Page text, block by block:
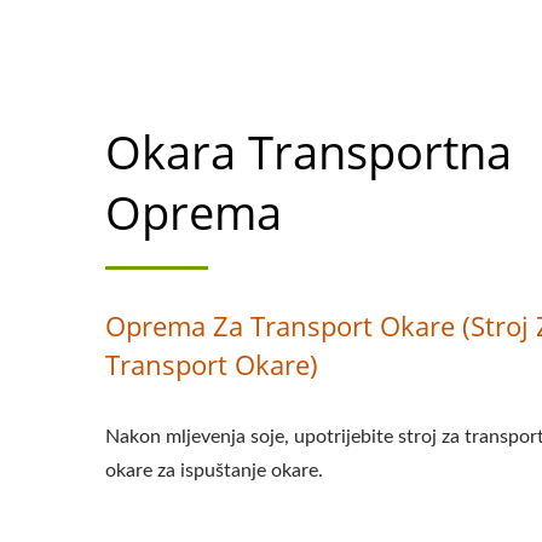
Okara Transportna
Oprema
Oprema Za Transport Okare (Stroj
Transport Okare)
Nakon mljevenja soje, upotrijebite stroj za
okare za ispuštanje okare.